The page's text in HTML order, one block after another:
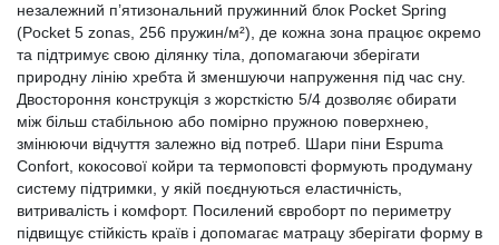
незалежний п’ятизональний пружинний блок Pocket Spring
(Pocket 5 zonas, 256 пружин/м²), де кожна зона працює окремо
та підтримує свою ділянку тіла, допомагаючи зберігати
природну лінію хребта й зменшуючи напруження під час сну.
Двостороння конструкція з жорсткістю 5/4 дозволяє обирати
між більш стабільною або помірно пружною поверхнею,
змінюючи відчуття залежно від потреб. Шари піни Espuma
Confort, кокосової койри та термоповсті формують продуману
систему підтримки, у якій поєднуються еластичність,
витривалість і комфорт. Посилений євроборт по периметру
підвищує стійкість країв і допомагає матрацу зберігати форму в